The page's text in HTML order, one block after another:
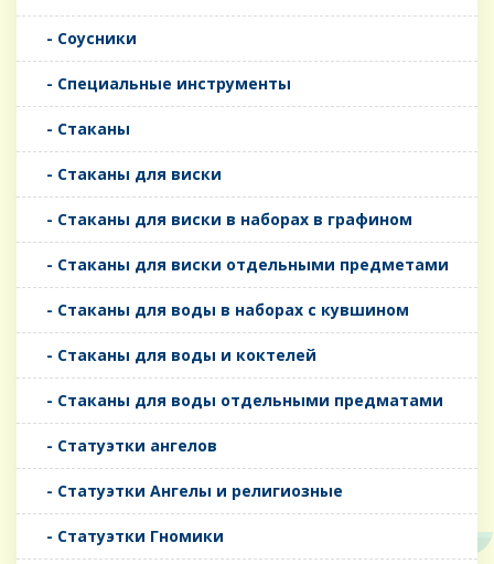
- Соусники
- Специальные инструменты
- Стаканы
- Стаканы для виски
- Стаканы для виски в наборах в графином
- Стаканы для виски отдельными предметами
- Стаканы для воды в наборах с кувшином
- Стаканы для воды и коктелей
- Стаканы для воды отдельными предматами
- Статуэтки ангелов
- Статуэтки Ангелы и религиозные
- Статуэтки Гномики